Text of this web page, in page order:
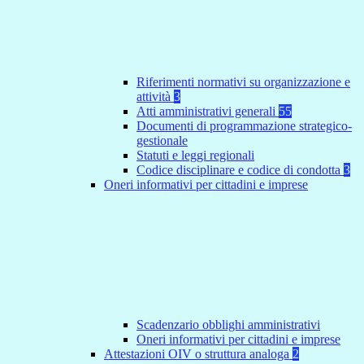
Riferimenti normativi su organizzazione e
attività 3
Atti amministrativi generali 55
Documenti di programmazione strategico-
gestionale
Statuti e leggi regionali
Codice disciplinare e codice di condotta 3
Oneri informativi per cittadini e imprese
Scadenzario obblighi amministrativi
Oneri informativi per cittadini e imprese
Attestazioni OIV o struttura analoga 2